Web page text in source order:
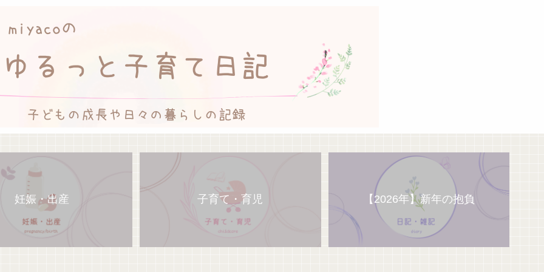
妊娠・出産 子育て・育児 【2026年】新年の抱負